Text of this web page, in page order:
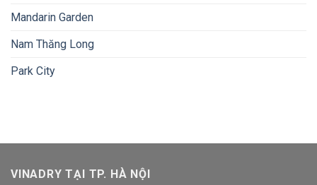
Mandarin Garden
Nam Thăng Long
Park City
VINADRY TẠI TP. HÀ NỘI